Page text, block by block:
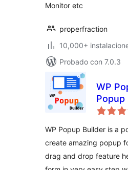
Monitor etc
properfraction
10,000+
Probado con 7.0.3
WP
Popup
WP Popup Builder is a
create amazing popup
drag and drop feature